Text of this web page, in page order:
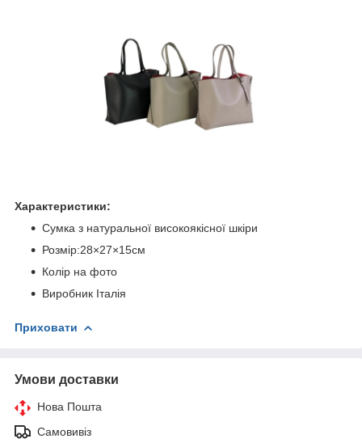
Характеристики:
Сумка з натуральної високоякісної шкіри
Розмір:28×27×15см
Колір на фото
Виробник Італія
Приховати
Умови доставки
Нова Пошта
Самовивіз